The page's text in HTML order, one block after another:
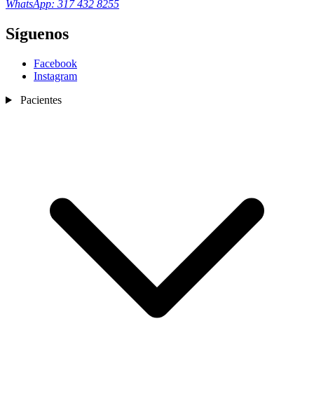
WhatsApp: 317 432 8255
Síguenos
Facebook
Instagram
Pacientes